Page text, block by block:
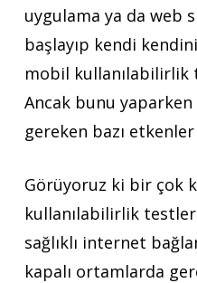
uygulama ya da web
başlayıp kendi
mobil kullanılabilirlik
Ancak bunu
gereken bazı
Görüyoruz ki bir çok
kullanılabilirlik
sağlıklı internet
kapalı ortamlarda